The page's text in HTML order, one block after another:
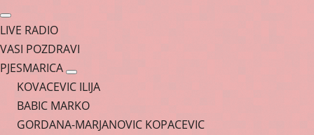
LIVE RADIO
VASI POZDRAVI
PJESMARICA
KOVACEVIC ILIJA
BABIC MARKO
GORDANA-MARJANOVIC KOPACEVIC